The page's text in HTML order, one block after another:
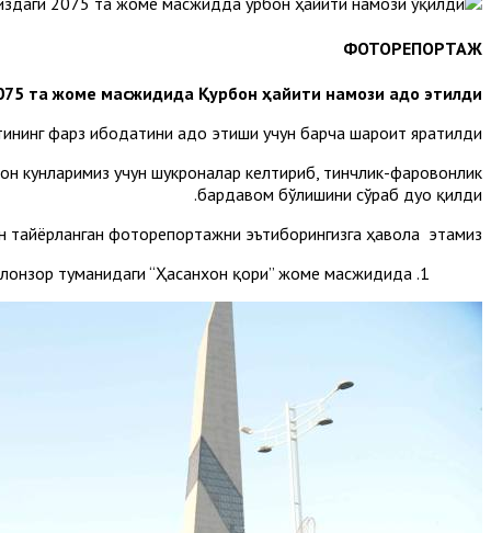
ФОТОРЕПОРТАЖ
та жоме масжидида Қурбон ҳайити намози адо этилди.
фарз ибодатини адо этиши учун барча шароит яратилди.
учун шукроналар келтириб, тинчлик-фаровонлик
бардавом бўлишини сўраб дуо қилди.
фоторепортажни эътиборингизга ҳавола этамиз: